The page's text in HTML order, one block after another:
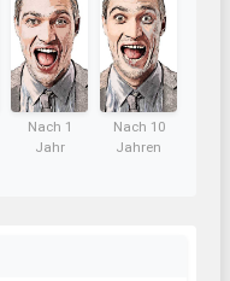
Nach 1
Jahr
Nach 10
Jahren